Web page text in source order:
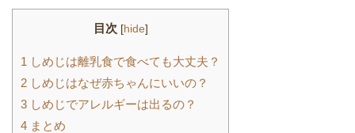
目次 [hide]
1 しめじは離乳食で食べても大丈夫？
2 しめじはなぜ赤ちゃんにいいの？
3 しめじでアレルギーは出るの？
4 まとめ